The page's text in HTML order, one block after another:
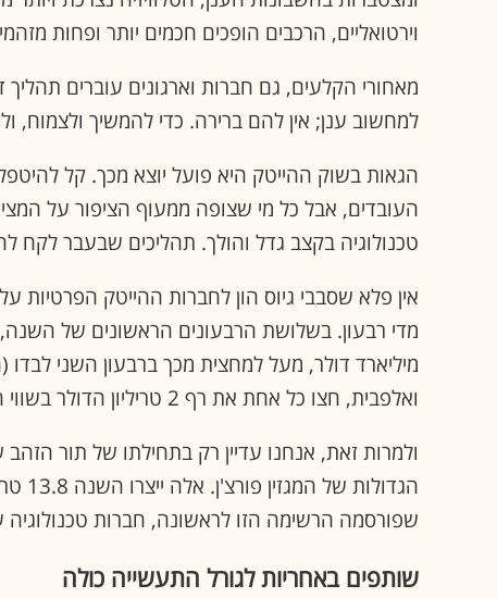
וירטואליים, הרכבים הופכים חכמים יותר ופחות
מאחורי הקלעים, גם חברות וארגונים עוברים
למחשוב ענן; אין להם ברירה. כדי להמשיך ולצמוח,
הגאות בשוק ההייטק היא פועל יוצא מכך. קל
העובדים, אבל כל מי שצופה ממעוף הציפור על
טכנולוגיה בקצב גדל והולך. תהליכים שבעבר לקח
אין פלא שסבבי גיוס הון לחברות ההייטק הפרטיות
מיליארד דולר, מעל למחצית מכך ברבעון השני
ואלפבית, חצו כל אחת את רף 2 טריליון הדולר בשווי חברה בפעם הראשונה בשנת 2021).
שפורסמה הרשימה הזו לראשונה, חברות טכנולוגיה עדיין
שותפים באחריות לגורל התעשייה כולה